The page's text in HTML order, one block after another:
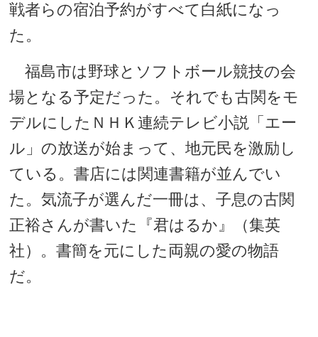
戦者らの宿泊予約がすべて白紙になっ
た。
福島市は野球とソフトボール競技の会
場となる予定だった。それでも古関をモ
デルにしたＮＨＫ連続テレビ小説「エー
ル」の放送が始まって、地元民を激励し
ている。書店には関連書籍が並んでい
た。気流子が選んだ一冊は、子息の古関
正裕さんが書いた『君はるか』（集英
社）。書簡を元にした両親の愛の物語
だ。